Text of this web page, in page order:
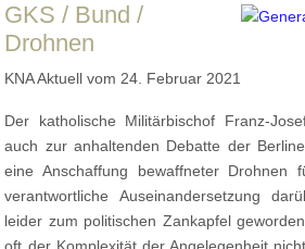
GKS / Bund /
Drohnen
KNA Aktuell vom 24. Februar 2021
Der katholische Militärbischof Franz-
auch zur anhaltenden Debatte der
eine Anschaffung bewaffneter Drohnen
verantwortliche Auseinandersetzung
leider zum politischen Zankapfel